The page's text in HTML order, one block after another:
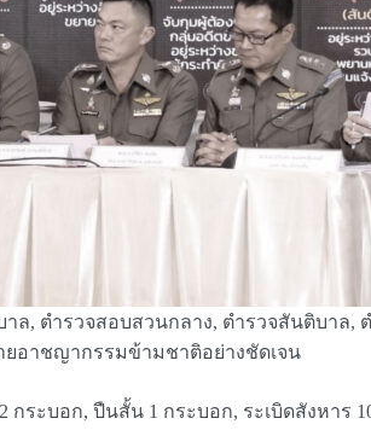
ตำรวจสอบสวนกลาง, ตำรวจสันติบาล, ต
อาชญากรรมข้ามชาติอย่างชัดเจน
ะบอก, ปืนสั้น 1 กระบอก, ระเบิดสังหาร